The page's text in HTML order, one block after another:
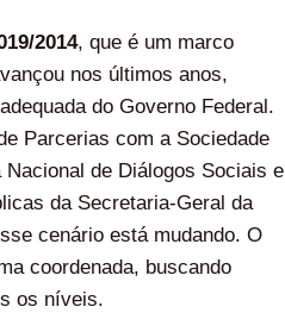
2014, que é um marco
nos últimos anos,
do Governo Federal.
Parcerias com a Sociedade
de Diálogos Sociais e
da Secretaria-Geral da
cenário está mudando. O
coordenada, buscando
os níveis.